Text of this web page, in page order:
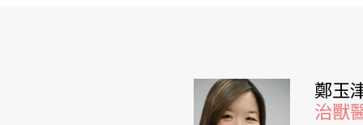
鄭玉
治獸